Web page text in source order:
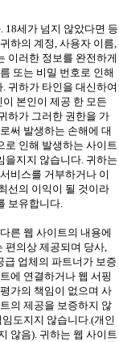
18세가 넘지 않았다면 등
하의 계정, 사용자 이름,
이러한 정보를 완전하게
또는 비밀 번호로 인해
귀하가 타인을 대신하여
본인이 제공 한 모든
하가 그러한 권한을 가
써 발생하는 손해에 대
로 인해 발생하는 사이트
을지지 않습니다. 귀하는
비스를 거부하거나 이
선의 이익이 될 것이라
보유합니다.
른 웹 사이트의 내용에
편의상 제공되며 당사,
급 업체의 파트너가 보증
에 연결하거나 웹 서핑
가의 책임이 없으며 사
의 제공을 보증하지 않
도지지 않습니다.(개인
않음). 귀하는 웹 사이트